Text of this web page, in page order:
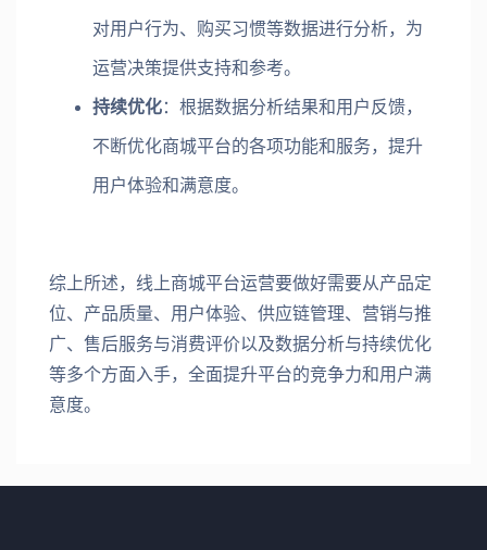
对用户行为、购买习惯等数据进行分析，为
运营决策提供支持和参考。
持续优化：根据数据分析结果和用户反馈，
不断优化商城平台的各项功能和服务，提升
用户体验和满意度。
综上所述，线上商城平台运营要做好需要从产品定
位、产品质量、用户体验、供应链管理、营销与推
广、售后服务与消费评价以及数据分析与持续优化
等多个方面入手，全面提升平台的竞争力和用户满
意度。